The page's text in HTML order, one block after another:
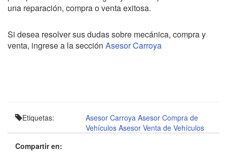
una reparación, compra o venta exitosa.
Si desea resolver sus dudas sobre mecánica, compra y
venta, ingrese a la sección Asesor Carroya
Etiquetas: Asesor Carroya Asesor Compra de
Vehículos Asesor Venta de Vehículos
Compartir en: